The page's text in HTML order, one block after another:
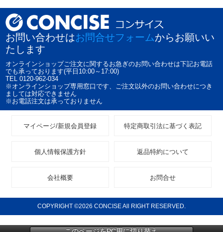
お問い合わせはお問合せフォームからお願いい
たします
オンラインショップご注文に関するお急ぎのお問い合わせは下記お電話
でも承っております(平日10:00～17:00)
TEL 0120-962-034
※オンラインショップ専用窓口です、ご注文以外のお問い合わせにつき
ましては対応できません
※お電話注文は承っておりません
マイページ/新規会員登録 特定商取引法に基づく表記
個人情報保護方針 返品特約について
会社概要 お問合せ
COPYRIGHT ©2026 CONCISE All RIGHT RESERVED.